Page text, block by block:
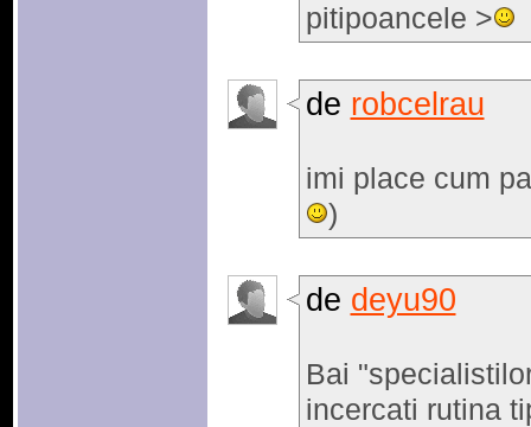
pitipoancele >
de robcelrau
imi place cum
)
de deyu90
Bai
incercati rutina